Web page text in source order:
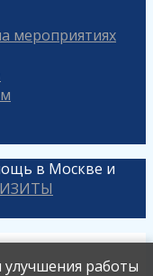
работы
мероприятиях
в Москве и